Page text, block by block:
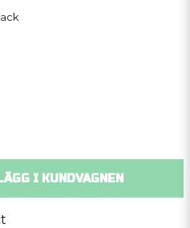
LÄGG I KUNDVAGNEN